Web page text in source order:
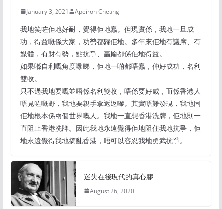
January 3, 2021 Apeiron Cheung
我地笑咗佢地好耐，覺得佢地蠢。但現實係，我地一旦成
功，得益嘅係大家，功勞都歸佢地。多年來佢地有議席、有
媒體，有財有勢，點抗爭、贏輸都係佢地得益。
如果喺自利嘅角度嚟睇，佢地一啲都唔蠢，仲好成功，名利
雙收。
只不過我地要嘅並唔係名利雙收，唔係要好威，而係香港人
唔見咗嘅野，我地要親手拿返返嚟。其實唔難發現，我地同
佢地根本係兩個世界嘅人。我地一直想香港洗牌，佢地則一
直阻止香港洗牌。因此我地永遠覺得佢地阻住我地抗爭，佢
地永遠覺得我地搞亂香港，唔可以容忍我地勇武抗爭。
迷失在後現代的真心膠
August 26, 2020